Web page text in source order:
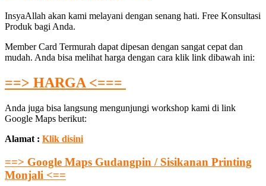
InsyaAllah akan kami melayani dengan senang hati. Free Konsultasi
Produk bagi Anda.
Member Card Termurah dapat dipesan dengan sangat cepat dan
mudah. Anda bisa melihat harga dengan cara klik link dibawah ini:
==> HARGA <===
Anda juga bisa langsung mengunjungi workshop kami di link
Google Maps berikut:
Alamat : Klik disini
==> Google Maps Gudangpin / Sisikanan Printing
Monjali <==